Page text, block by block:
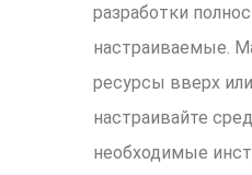
разработки
настраиваемые.
ресурсы вверх
настраивайте
необходимые